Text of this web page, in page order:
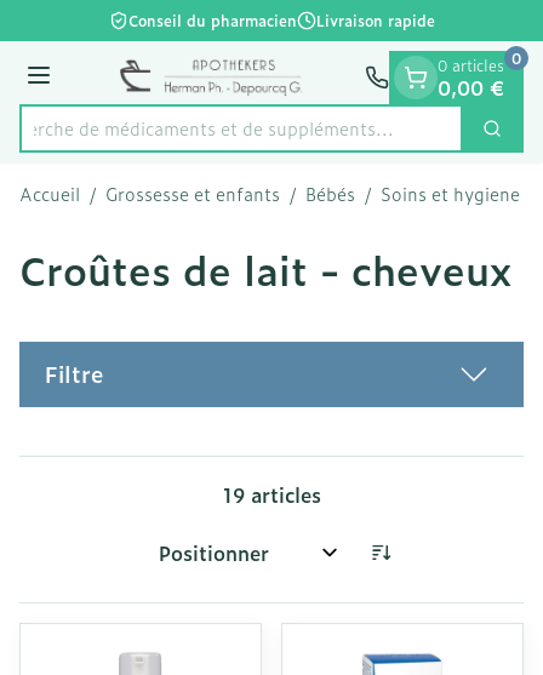
Aller au contenu
1 de 1
Conseil du pharmacien Livraison rapide
Menu
Rechercherde médicaments et de suppléments...
0 articles
0,00 €
0
Accueil / Grossesse et enfants / Bébés / Soins et hygiene
Croûtes de lait - cheveux
Filtre
19articles
Trier par: